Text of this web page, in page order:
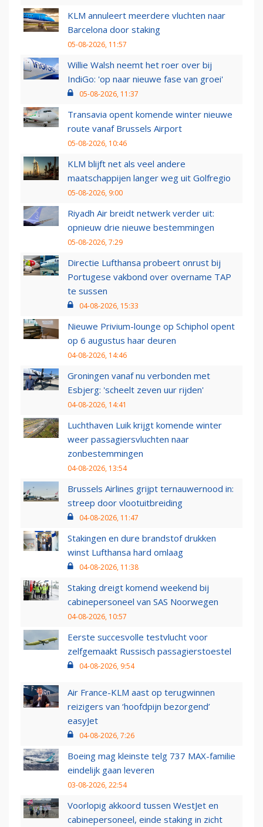
KLM annuleert meerdere vluchten naar
Barcelona door staking
05-08-2026, 11:57
Willie Walsh neemt het roer over bij
IndiGo: 'op naar nieuwe fase van groei'
05-08-2026, 11:37
Transavia opent komende winter nieuwe
route vanaf Brussels Airport
05-08-2026, 10:46
KLM blijft net als veel andere
maatschappijen langer weg uit Golfregio
05-08-2026, 9:00
Riyadh Air breidt netwerk verder uit:
opnieuw drie nieuwe bestemmingen
05-08-2026, 7:29
Directie Lufthansa probeert onrust bij
Portugese vakbond over overname TAP
te sussen
04-08-2026, 15:33
Nieuwe Privium-lounge op Schiphol opent
op 6 augustus haar deuren
04-08-2026, 14:46
Groningen vanaf nu verbonden met
Esbjerg: 'scheelt zeven uur rijden'
04-08-2026, 14:41
Luchthaven Luik krijgt komende winter
weer passagiersvluchten naar
zonbestemmingen
04-08-2026, 13:54
Brussels Airlines grijpt ternauwernood in:
streep door vlootuitbreiding
04-08-2026, 11:47
Stakingen en dure brandstof drukken
winst Lufthansa hard omlaag
04-08-2026, 11:38
Staking dreigt komend weekend bij
cabinepersoneel van SAS Noorwegen
04-08-2026, 10:57
Eerste succesvolle testvlucht voor
zelfgemaakt Russisch passagierstoestel
04-08-2026, 9:54
Air France-KLM aast op terugwinnen
reizigers van ‘hoofdpijn bezorgend’
easyJet
04-08-2026, 7:26
Boeing mag kleinste telg 737 MAX-familie
eindelijk gaan leveren
03-08-2026, 22:54
Voorlopig akkoord tussen WestJet en
cabinepersoneel, einde staking in zicht